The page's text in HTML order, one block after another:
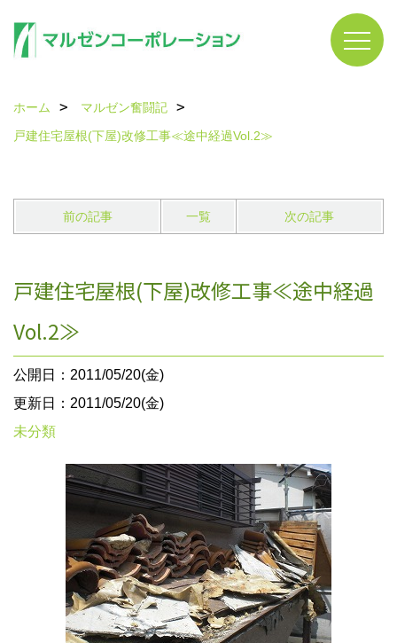
ホーム
マルゼン奮闘記
戸建住宅屋根(下屋)改修工事≪途中経過Vol.2≫
前の記事 一覧 次の記事
戸建住宅屋根(下屋)改修工事≪途中経過
Vol.2≫
公開日：2011/05/20(金)
更新日：2011/05/20(金)
未分類